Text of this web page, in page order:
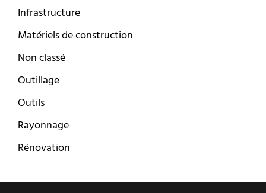
Infrastructure
Matériels de construction
Non classé
Outillage
Outils
Rayonnage
Rénovation